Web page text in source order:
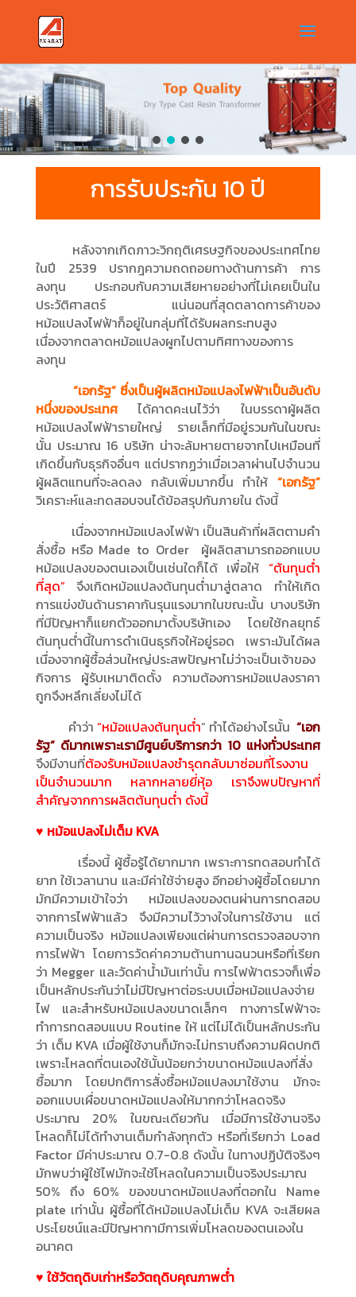
การรับประกัน 10 ปี
หลังจากเกิดภาวะวิกฤติเศรษฐกิจของประเทศไทย
ในปี 2539 ปรากฎความถดถอยทางด้านการค้า การ
ลงทุน ประกอบกับความเสียหายอย่างที่ไม่เคยเป็นใน
ประวัติศาสตร์ แน่นอนที่สุดตลาดการค้าของ
หม้อแปลงไฟฟ้าก็อยู่ในกลุ่มที่ได้รับผลกระทบสูง
เนื่องจากตลาดหม้อแปลงผูกไปตามทิศทางของการ
ลงทุน
“เอกรัฐ” ซึ่งเป็นผู้ผลิตหม้อแปลงไฟฟ้าเป็นอันดับ
หนึ่งของประเทศได้คาดคะเนไว้ว่า ในบรรดาผู้ผลิต
หม้อแปลงไฟฟ้ารายใหญ่ รายเล็กที่มีอยู่รวมกันในขณะ
นั้น ประมาณ 16 บริษัท น่าจะล้มหายตายจากไปเหมือนที่
เกิดขึ้นกับธุรกิจอื่นๆ แต่ปรากฏว่าเมื่อเวลาผ่านไปจำนวน
ผู้ผลิตแทนที่จะลดลง กลับเพิ่มมากขึ้น ทำให้“เอกรัฐ”
วิเคราะห์และทดสอบจนได้ข้อสรุปกันภายใน ดังนี้
เนื่องจากหม้อแปลงไฟฟ้า เป็นสินค้าที่ผลิตตามคำ
สั่งซื้อ หรือ Made to Order ผู้ผลิตสามารถออกแบบ
หม้อแปลงของตนเองเป็นเช่นใดก็ได้ เพื่อให้“ต้นทุนต่ำ
ที่สุด”จึงเกิดหม้อแปลงต้นทุนต่ำมาสู่ตลาด ทำให้เกิด
การแข่งขันด้านราคากันรุนแรงมากในขณะนั้น บางบริษัท
ที่มีปัญหาก็แยกตัวออกมาตั้งบริษัทเอง โดยใช้กลยุทธ์
ต้นทุนต่ำนี้ในการดำเนินธุรกิจให้อยู่รอด เพราะมันได้ผล
เนื่องจากผู้ซื้อส่วนใหญ่ประสพปัญหาไม่ว่าจะเป็นเจ้าของ
กิจการ ผู้รับเหมาติดตั้ง ความต้องการหม้อแปลงราคา
ถูกจึงหลึกเลี่ยงไม่ได้
คำว่า “หม้อแปลงต้นทุนต่ำ” ทำได้อย่างไรนั้น“เอก
รัฐ” ดีมากเพราะเรามีศูนย์บริการกว่า 10 แห่งทั่วประเทศ
จึงมีงานที่ต้องรับหม้อแปลงชำรุดกลับมาซ่อมที่โรงงาน
เป็นจำนวนมาก หลากหลายยี่หุ้อ เราจึงพบปัญหาที่
สำคัญจากการผลิตต้นทุนต่ำ ดังนี้
♥ หม้อแปลงไม่เต็ม KVA
เรื่องนี้ ผู้ซื้อรู้ได้ยากมาก เพราะการทดสอบทำได้
ยาก ใช้เวลานาน และมีค่าใช้จ่ายสูง อีกอย่างผู้ซื้อโดยมาก
มักมีความเข้าใจว่า หม้อแปลงของตนผ่านการทดสอบ
จากการไฟฟ้าแล้ว จึงมีความไว้วางใจในการใช้งาน แต่
ความเป็นจริง หม้อแปลงเพียงแต่ผ่านการตรวจสอบจาก
การไฟฟ้า โดยการวัดค่าความต้านทานฉนวนหรือที่เรียก
ว่า Megger และวัดค่าน้ำมันเท่านั้น การไฟฟ้าตรวจก็เพื่อ
เป็นหลักประกันว่าไม่มีปัญหาต่อระบบเมื่อหม้อแปลงจ่าย
ไฟ และสำหรับหม้อแปลงขนาดเล็กๆ ทางการไฟฟ้าจะ
ทำการทดสอบแบบ Routine ให้ แต่ไม่ได้เป็นหลักประกัน
ว่า เต็ม KVA เมื่อผู้ใช้งานก็มักจะไม่ทราบถึงความผิดปกติ
เพราะโหลดที่ตนเองใช้นั้นน้อยกว่าขนาดหม้อแปลงที่สั่ง
ซื้อมาก โดยปกติการสั่งซื้อหม้อแปลงมาใช้งาน มักจะ
ออกแบบเผื่อขนาดหม้อแปลงให้มากกว่าโหลดจริง
ประมาณ 20% ในขณะเดียวกัน เมื่อมีการใช้งานจริง
โหลดก็ไม่ได้ทำงานเต็มกำลังทุกตัว หรือที่เรียกว่า Load
Factor มีค่าประมาณ 0.7-0.8 ดังนั้น ในทางปฏิบัติจริงๆ
มักพบว่าผู้ใช้ไฟมักจะใช้โหลดในความเป็นจริงประมาณ
50% ถึง 60% ของขนาดหม้อแปลงที่ตอกใน Name
plate เท่านั้น ผู้ซื้อที่ได้หม้อแปลงไม่เต็ม KVA จะเสียผล
ประโยชน์และมีปัญหากามีการเพิ่มโหลดของตนเองใน
อนาคต
♥ ใช้วัตถุดิบเก่าหรือวัตถุดิบคุณภาพต่ำ